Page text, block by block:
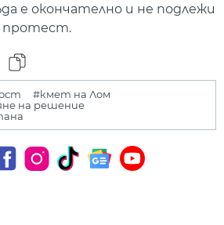
е окончателно и не подлежи
протест.
#кмет на Лом
на решение